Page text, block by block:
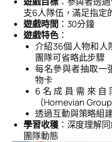
支6人隊伍，滿足指定
遊戲時間 ：30分鐘
遊戲特色：
介紹36個人物和人
團隊可省略此步驟
每名參與者抽取一
物卡
6名成員需來自
（Hornevian Group
透過互動與策略組
學習收穫：深度理解
團隊動態